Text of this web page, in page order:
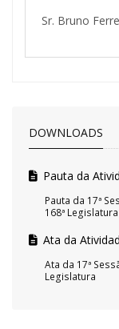
Sr. Bruno
DOWNLOADS
Pauta da
Pauta da 17ª
168ª Legislatura
Ata da
Ata da 17ª
Legislatura